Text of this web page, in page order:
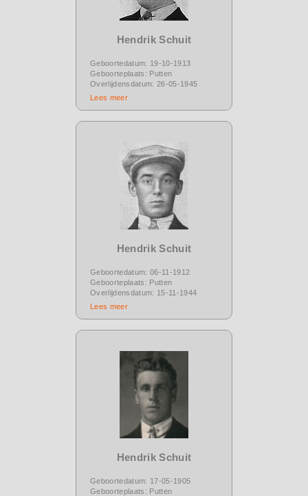
Hendrik Schuit
Geboortedatum: 19-10-1913
Geboorteplaats: Putten
Overlijdensdatum: 26-05-1945
Lees meer
Hendrik Schuit
Geboortedatum: 06-11-1912
Geboorteplaats: Putten
Overlijdensdatum: 15-11-1944
Lees meer
Hendrik Schuit
Geboortedatum: 17-05-1905
Geboorteplaats: Putten